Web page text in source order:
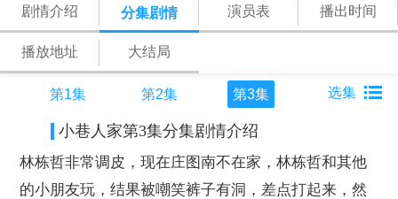
剧情介绍 分集剧情 演员表 播出时间
播放地址 大结局
第1集 第2集 第3集
小巷人家第3集分集剧情介绍
林栋哲非常调皮，现在庄图南不在家，林栋哲和其他
的小朋友玩，结果被嘲笑裤子有洞，差点打起来，然